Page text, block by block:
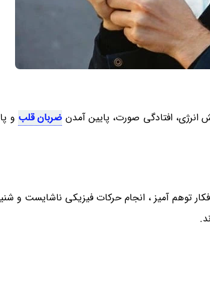
افتادگی صورت، پایین آمدن ضربان قلب و
توهم آمیز ، انجام حرکات فیزیکی ناشایست و